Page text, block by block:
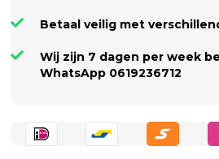
Betaal veilig met
Wij zijn 7 dagen per week
WhatsApp 0619236712